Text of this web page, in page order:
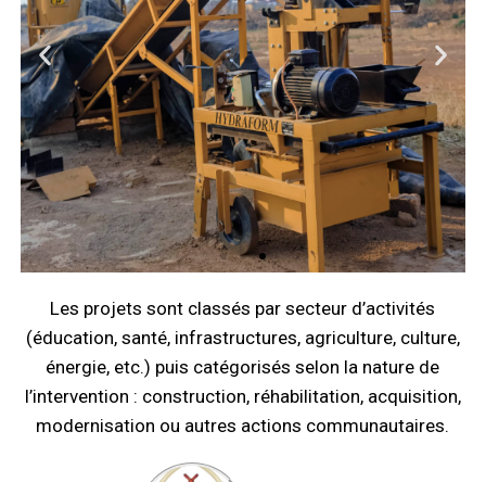
Les projets sont classés par secteur d’activités
(éducation, santé, infrastructures, agriculture, culture,
énergie, etc.) puis catégorisés selon la nature de
l’intervention : construction, réhabilitation, acquisition,
modernisation ou autres actions communautaires.